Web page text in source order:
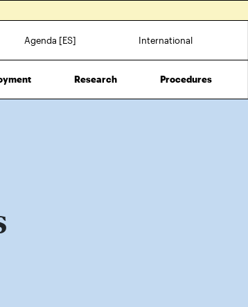
Agenda [ES] International
Research Procedures